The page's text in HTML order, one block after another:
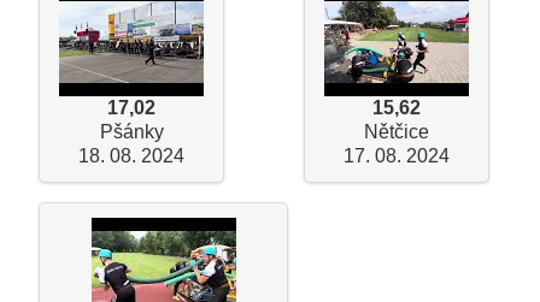
17,02
Pšánky
18. 08. 2024
15,62
Nětčice
17. 08. 2024